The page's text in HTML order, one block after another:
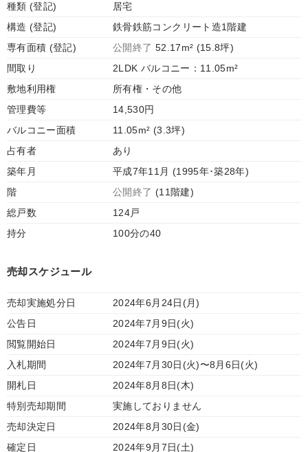
種類 (登記)
居宅
構造 (登記)
鉄骨鉄筋コンクリート造1階建
専有面積 (登記)
公開終了 52.17m² (15.8坪)
間取り
2LDK バルコニー：11.05m²
敷地利用権
所有権・その他
管理費等
14,530円
バルコニー面積
11.05m² (3.3坪)
占有者
あり
築年月
平成7年11月 (1995年･築28年)
階
公開終了 (11階建)
総戸数
124戸
持分
100分の40
売却スケジュール
売却実施処分日
2024年6月24日(月)
公告日
2024年7月9日(火)
閲覧開始日
2024年7月9日(火)
入札期間
2024年7月30日(火)〜8月6日(火)
開札日
2024年8月8日(木)
特別売却期間
実施しておりません
売却決定日
2024年8月30日(金)
確定日
2024年9月7日(土)